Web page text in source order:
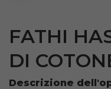
FATHI
DI
Descrizione